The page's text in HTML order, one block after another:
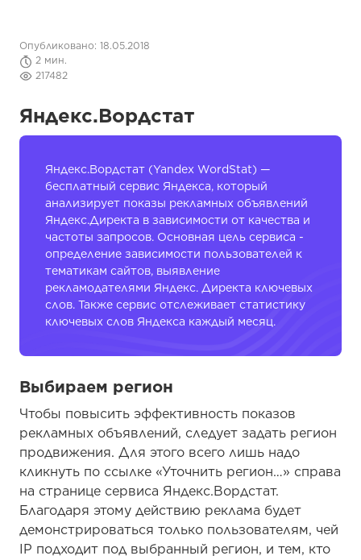
Яндекс.Вордстат
Опубликовано: 18.05.2018
2 мин.
217482
Яндекс.Вордстат (Yandex WordStat) —
бесплатный сервис Яндекса, который
анализирует показы рекламных объявлений
Яндекс.Директа в зависимости от качества и
частоты запросов. Основная цель сервиса -
определение зависимости пользователей к
тематикам сайтов, выявление
рекламодателями Яндекс. Директа ключевых
слов. Также сервис отслеживает статистику
ключевых слов Яндекса каждый месяц.
Выбираем регион
Чтобы повысить эффективность показов
рекламных объявлений, следует задать регион
продвижения. Для этого всего лишь надо
кликнуть по ссылке «Уточнить регион…» справа
на странице сервиса Яндекс.Вордстат.
Благодаря этому действию реклама будет
демонстрироваться только пользователям, чей
IP подходит под выбранный регион, и тем, кто